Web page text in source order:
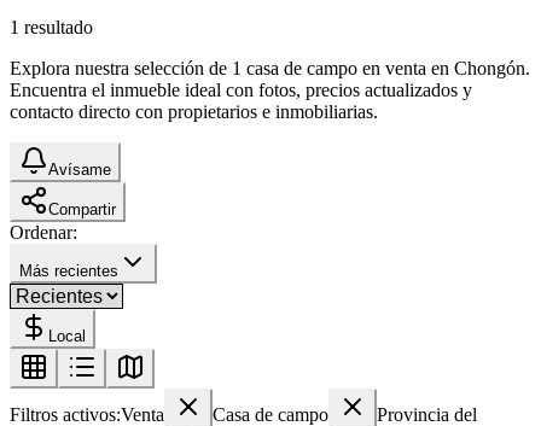
1 resultado
Explora nuestra selección de 1 casa de campo en venta en Chongón.
Encuentra el inmueble ideal con fotos, precios actualizados y
contacto directo con propietarios e inmobiliarias.
Avísame
Compartir
Ordenar:
Más recientes
Local
Filtros activos:Venta Casa de campo
Provincia del